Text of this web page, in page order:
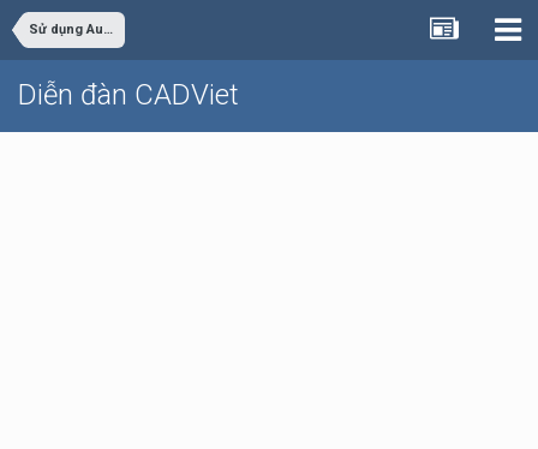
Sử dụng AutoCAD
Diễn đàn CADViet